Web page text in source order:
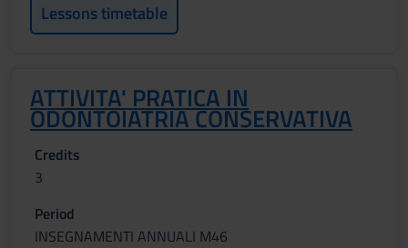
Lessons timetable
ATTIVITA' PRATICA IN
ODONTOIATRIA CONSERVATIVA
Credits
3
Period
INSEGNAMENTI ANNUALI M46